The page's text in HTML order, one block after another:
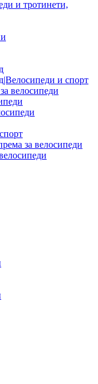
и тротинети,
и спорт
велосипеди
за велосипеди